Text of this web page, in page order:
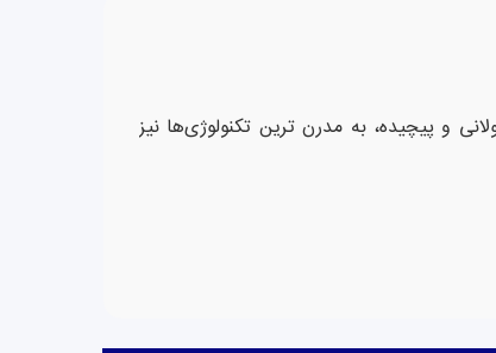
و پیچیده، به مدرن ترین تکنولوژی‌ها نیز
دادن وزن‌ ها در یک طرف و مواد یا اجسامی